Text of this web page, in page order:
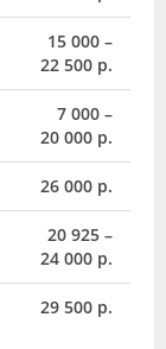
15 000 –
22 500 р.
7 000 –
20 000 р.
26 000 р.
20 925 –
24 000 р.
29 500 р.